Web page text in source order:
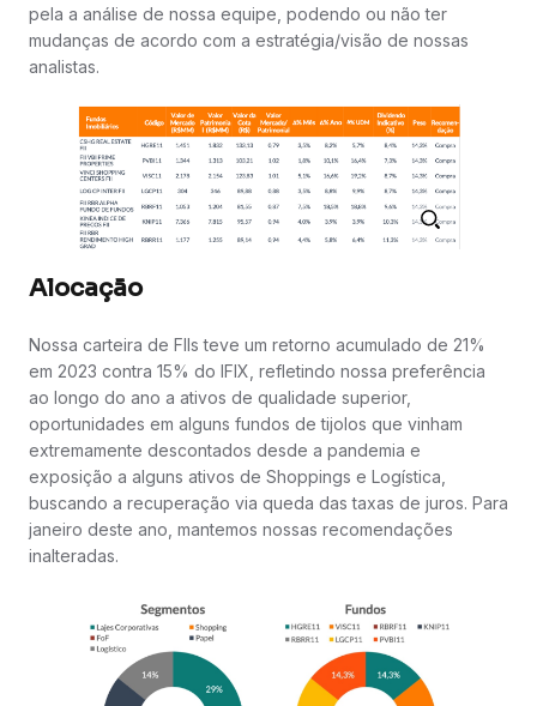
pela a análise de nossa equipe, podendo ou não ter
mudanças de acordo com a estratégia/visão de nossas
analistas.
Alocação
Nossa carteira de FIIs teve um retorno acumulado de 21%
em 2023 contra 15% do IFIX, refletindo nossa preferência
ao longo do ano a ativos de qualidade superior,
oportunidades em alguns fundos de tijolos que vinham
extremamente descontados desde a pandemia e
exposição a alguns ativos de Shoppings e Logística,
buscando a recuperação via queda das taxas de juros. Para
janeiro deste ano, mantemos nossas recomendações
inalteradas.